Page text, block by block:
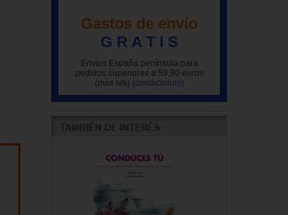
Gastos de envío
G R A T I S
Envíos España península para
pedidos superiores a 59,90 euros
(más iva) (condiciones)